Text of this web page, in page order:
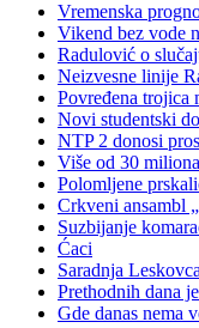
Vremenska
Vikend bez vode
Radulović o
Neizvesne linije
Povređena trojica
Novi studentski
NTP 2 donosi
Više od 30
Polomljene
Crkveni ansambl
Suzbijanje
Ćaci
Saradnja
Prethodnih dana
Gde danas nema